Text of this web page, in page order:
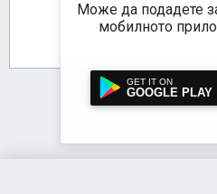
Може да подадете
мобилното
GOOGLE PLAY